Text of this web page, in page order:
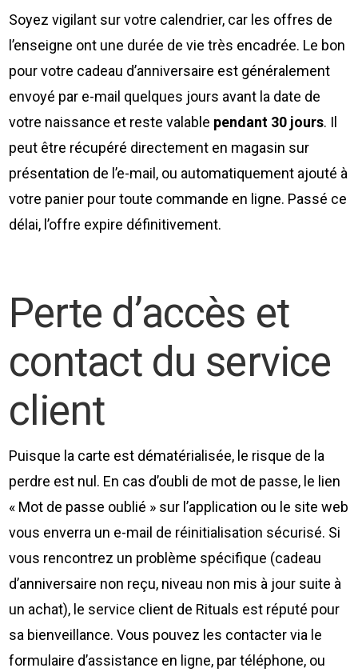
Soyez vigilant sur votre calendrier, car les offres de
l’enseigne ont une durée de vie très encadrée. Le bon
pour votre cadeau d’anniversaire est généralement
envoyé par e-mail quelques jours avant la date de
votre naissance et reste valable pendant 30 jours. Il
peut être récupéré directement en magasin sur
présentation de l’e-mail, ou automatiquement ajouté à
votre panier pour toute commande en ligne. Passé ce
délai, l’offre expire définitivement.
Perte d’accès et
contact du service
client
Puisque la carte est dématérialisée, le risque de la
perdre est nul. En cas d’oubli de mot de passe, le lien
« Mot de passe oublié » sur l’application ou le site web
vous enverra un e-mail de réinitialisation sécurisé. Si
vous rencontrez un problème spécifique (cadeau
d’anniversaire non reçu, niveau non mis à jour suite à
un achat), le service client de Rituals est réputé pour
sa bienveillance. Vous pouvez les contacter via le
formulaire d’assistance en ligne, par téléphone, ou